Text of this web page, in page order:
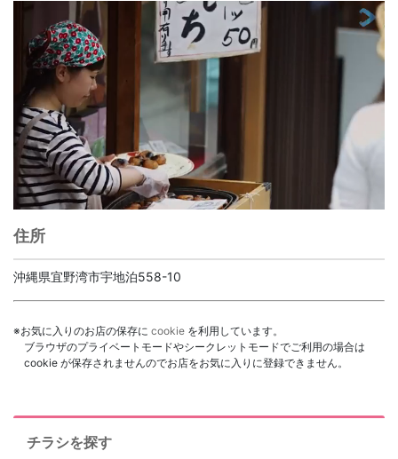
住所
沖縄県宜野湾市宇地泊558-10
※お気に入りのお店の保存に cookie を利用しています。
ブラウザのプライベートモードやシークレットモードでご利用の場合は
cookie が保存されませんのでお店をお気に入りに登録できません。
チラシを探す